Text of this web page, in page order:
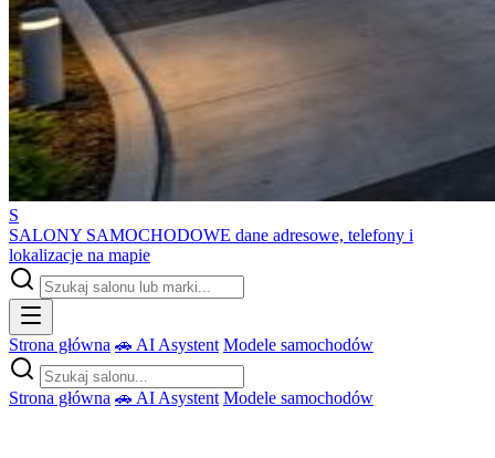
S
SALONY SAMOCHODOWE dane adresowe, telefony i
lokalizacje na mapie
Strona główna 🚗 AI Asystent Modele samochodów
Strona główna 🚗 AI Asystent Modele samochodów